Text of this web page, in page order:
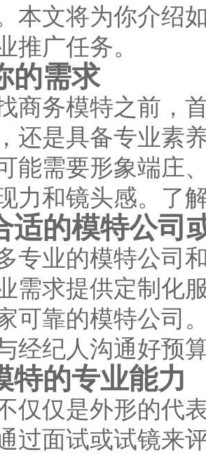
本文将为你介绍
推广任务。
的需求
商务模特之前，
还是具备专业素
能需要形象端庄
力和镜头感。了
适的模特公司
专业的模特公司
需求提供定制化
可靠的模特公司
经纪人沟通好预
特的专业能力
仅仅是外形的代
过面试或试镜来